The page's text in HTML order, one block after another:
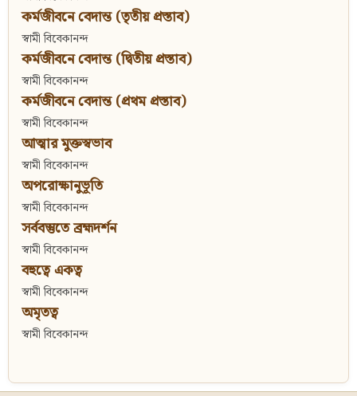
কর্মজীবনে বেদান্ত (তৃতীয় প্রস্তাব)
স্বামী বিবেকানন্দ
কর্মজীবনে বেদান্ত (দ্বিতীয় প্রস্তাব)
স্বামী বিবেকানন্দ
কর্মজীবনে বেদান্ত (প্রথম প্রস্তাব)
স্বামী বিবেকানন্দ
আত্মার মুক্তস্বভাব
স্বামী বিবেকানন্দ
অপরোক্ষানুভূতি
স্বামী বিবেকানন্দ
সর্ববস্তুতে ব্রহ্মদর্শন
স্বামী বিবেকানন্দ
বহুত্বে একত্ব
স্বামী বিবেকানন্দ
অমৃতত্ব
স্বামী বিবেকানন্দ